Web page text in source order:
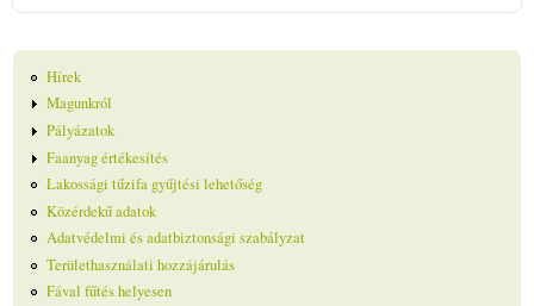
Hírek
Magunkról
Pályázatok
Faanyag értékesítés
Lakossági tűzifa gyűjtési lehetőség
Közérdekű adatok
Adatvédelmi és adatbiztonsági szabályzat
Területhasználati hozzájárulás
Fával fűtés helyesen